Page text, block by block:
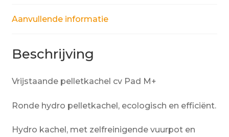
Aanvullende informatie
Beschrijving
Vrijstaande pelletkachel cv Pad M+
Ronde hydro pelletkachel, ecologisch en efficiënt.
Hydro kachel, met zelfreinigende vuurpot en